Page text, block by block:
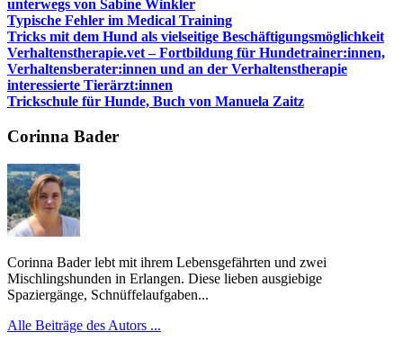
unterwegs von Sabine Winkler
Typische Fehler im Medical Training
Tricks mit dem Hund als vielseitige Beschäftigungsmöglichkeit
Verhaltenstherapie.vet – Fortbildung für Hundetrainer:innen,
Verhaltensberater:innen und an der Verhaltenstherapie
interessierte Tierärzt:innen
Trickschule für Hunde, Buch von Manuela Zaitz
Corinna Bader
Corinna Bader lebt mit ihrem Lebensgefährten und zwei
Mischlingshunden in Erlangen. Diese lieben ausgiebige
Spaziergänge, Schnüffelaufgaben...
Alle Beiträge des Autors ...